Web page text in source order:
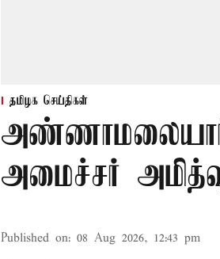
தமிழக செய்திகள்
அமைச்சர்
Published on: 08 Aug 2026, 12:43 pm